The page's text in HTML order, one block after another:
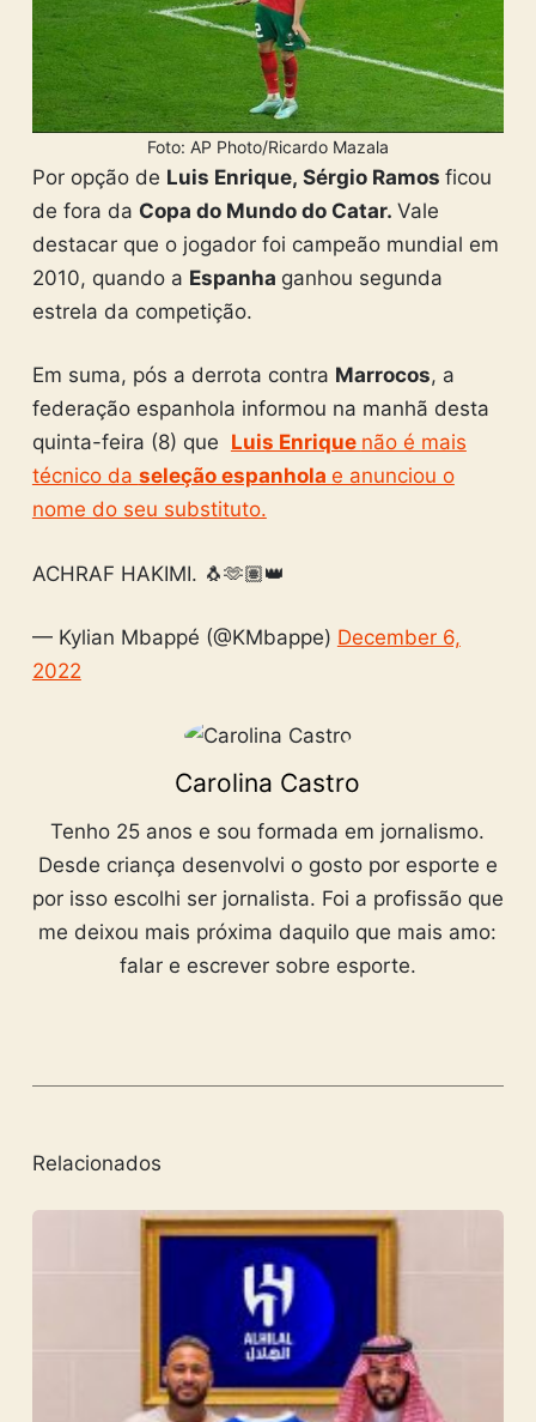
Foto: AP Photo/Ricardo Mazala
Por opção de Luis Enrique, Sérgio Ramos ficou
de fora da Copa do Mundo do Catar. Vale
destacar que o jogador foi campeão mundial em
2010, quando a Espanha ganhou segunda
estrela da competição.
Em suma, pós a derrota contra Marrocos, a
federação espanhola informou na manhã desta
quinta-feira (8) que Luis Enrique não é mais
técnico da seleção espanhola e anunciou o
nome do seu substituto.
ACHRAF HAKIMI. 🐧🫶🏽👑
— Kylian Mbappé (@KMbappe) December 6,
2022
Carolina Castro
Tenho 25 anos e sou formada em jornalismo.
Desde criança desenvolvi o gosto por esporte e
por isso escolhi ser jornalista. Foi a profissão que
me deixou mais próxima daquilo que mais amo:
falar e escrever sobre esporte.
Relacionados